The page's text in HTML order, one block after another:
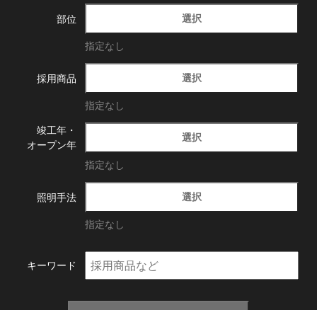
部位 選択
指定なし
採用商品 選択
指定なし
竣工年・
オープン年
選択
指定なし
照明手法 選択
指定なし
キーワード